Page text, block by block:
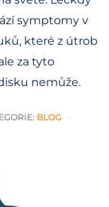
symptomy v
které z útrob
za tyto
nemůže.
BLOG